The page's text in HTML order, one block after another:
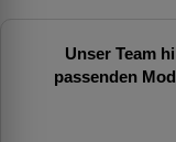
Unser Team
passenden